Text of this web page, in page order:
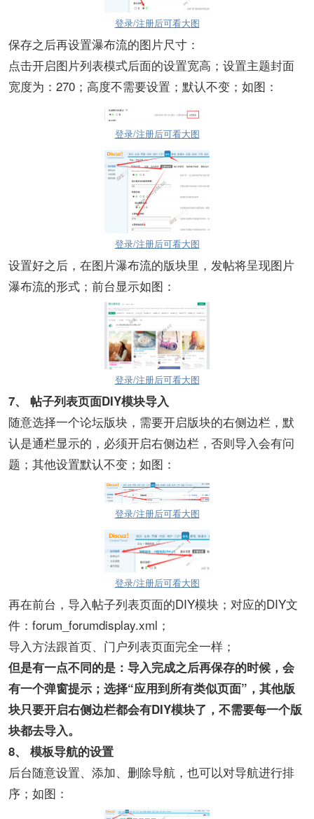
登录/注册后可看大图
保存之后再设置瀑布流的图片尺寸：
点击开启图片列表模式后面的设置宽高；设置主题封面
宽度为：270；高度不需要设置；默认不变；如图：
登录/注册后可看大图
登录/注册后可看大图
设置好之后，在图片瀑布流的版块里，发帖将呈现图片
瀑布流的形式；前台显示如图：
登录/注册后可看大图
7、 帖子列表页面DIY模块导入
随意选择一个论坛版块，需要开启版块的右侧边栏，默
认是通栏显示的，必须开启右侧边栏，否则导入会有问
题；其他设置默认不变；如图：
登录/注册后可看大图
登录/注册后可看大图
再在前台，导入帖子列表页面的DIY模块；对应的DIY文
件：forum_forumdisplay.xml；
导入方法跟首页、门户列表页面完全一样；
但是有一点不同的是：导入完成之后再保存的时候，会
有一个弹窗提示；选择“应用到所有类似页面”，其他版
块只要开启右侧边栏都会有DIY模块了，不需要每一个版
块都去导入。
8、 模板导航的设置
后台随意设置、添加、删除导航，也可以对导航进行排
序；如图：